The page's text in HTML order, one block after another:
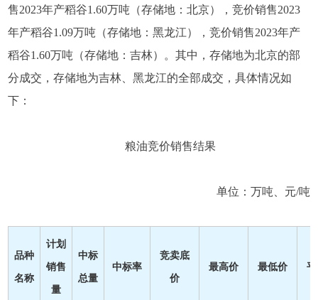
售2023年产稻谷1.60万吨（存储地：北京），竞价销售2023
年产稻谷1.09万吨（存储地：黑龙江），竞价销售2023年产
稻谷1.60万吨（存储地：吉林）。其中，存储地为北京的部
分成交，存储地为吉林、黑龙江的全部成交，具体情况如
下：
粮油竞价销售结果
单位：万吨、元/吨
品种
名称
计划
销售
量
中标
总量
中标率
竞卖底
价
最高价 最低价